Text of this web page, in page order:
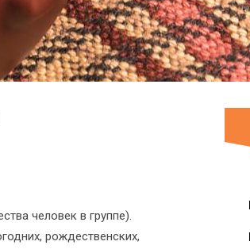
человек в группе).
рождественских,